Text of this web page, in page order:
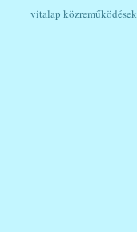
vitalap közreműködések